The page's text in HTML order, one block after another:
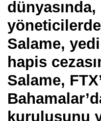
Salame, yedi
hapis
Salame,
kuruluşunu